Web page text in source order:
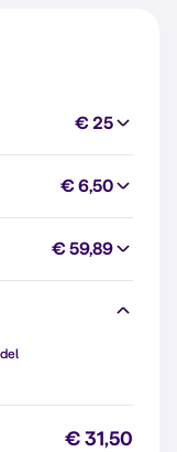
€ 25
€ 6,50
€ 59,89
€ 31,50